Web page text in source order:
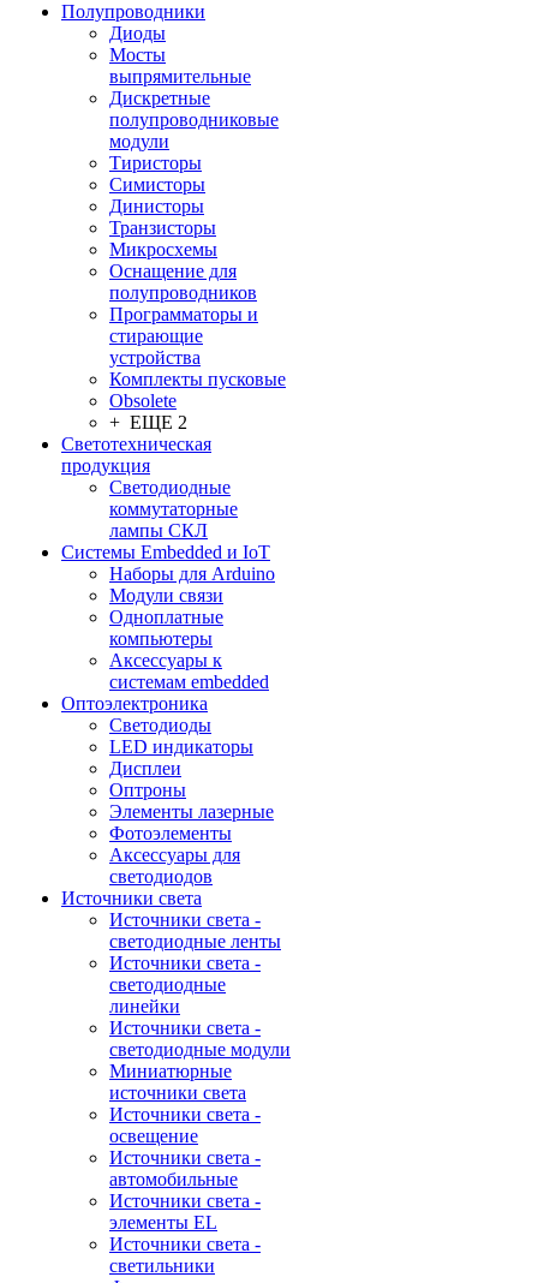
Полупроводники
Диоды
Мосты
выпрямительные
Дискретные
полупроводниковые
модули
Тиристоры
Симисторы
Динисторы
Транзисторы
Микросхемы
Оснащение для
полупроводников
Программаторы и
стирающие
устройства
Комплекты пусковые
Obsolete
+ ЕЩЕ 2
Светотехническая
продукция
Светодиодные
коммутаторные
лампы СКЛ
Системы Embedded и IoT
Наборы для Arduino
Модули связи
Одноплатные
компьютеры
Аксессуары к
системам embedded
Oптоэлектроника
Светодиоды
LED индикаторы
Дисплеи
Оптроны
Элементы лазерные
Фотоэлементы
Аксессуары для
светодиодов
Источники света
Источники света -
светодиодные ленты
Источники света -
светодиодные
линейки
Источники света -
светодиодные модули
Миниатюрные
источники света
Источники света -
освещение
Источники света -
автомобильные
Источники света -
элементы EL
Источники света -
светильники